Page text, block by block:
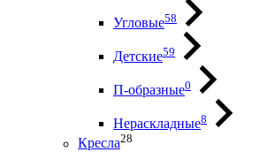
Угловые58
Детские59
П-образные0
Нераскладные8
Кресла28